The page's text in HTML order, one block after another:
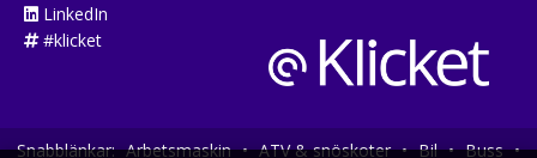
LinkedIn
#klicket
Snabblänkar: Arbetsmaskin • ATV & snöskoter • Bil • Buss •